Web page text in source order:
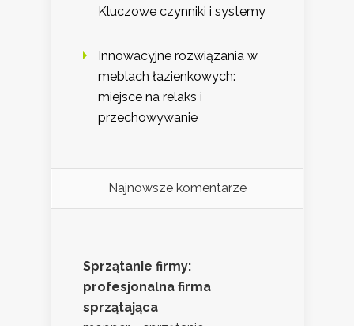
Kluczowe czynniki i systemy
Innowacyjne rozwiązania w
meblach łazienkowych:
miejsce na relaks i
przechowywanie
Najnowsze komentarze
Sprzątanie firmy:
profesjonalna firma
sprzątająca